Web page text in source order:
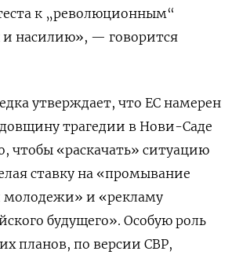
к „революционным“
и насилию», — говорится
утверждает, что ЕС намерен
трагедии в Нови-Саде
чтобы «раскачать» ситуацию
ставку на «промывание
молодежи» и «рекламу
будущего». Особую роль
планов, по версии СВР,